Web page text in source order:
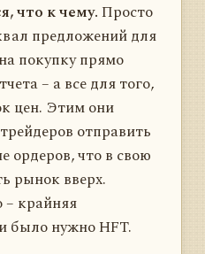
что к чему.Просто
предложений для
покупку прямо
– а все для того,
цен. Этим они
отправить
ордеров, что в свою
рынок вверх.
– крайняя
было нужно HFT.